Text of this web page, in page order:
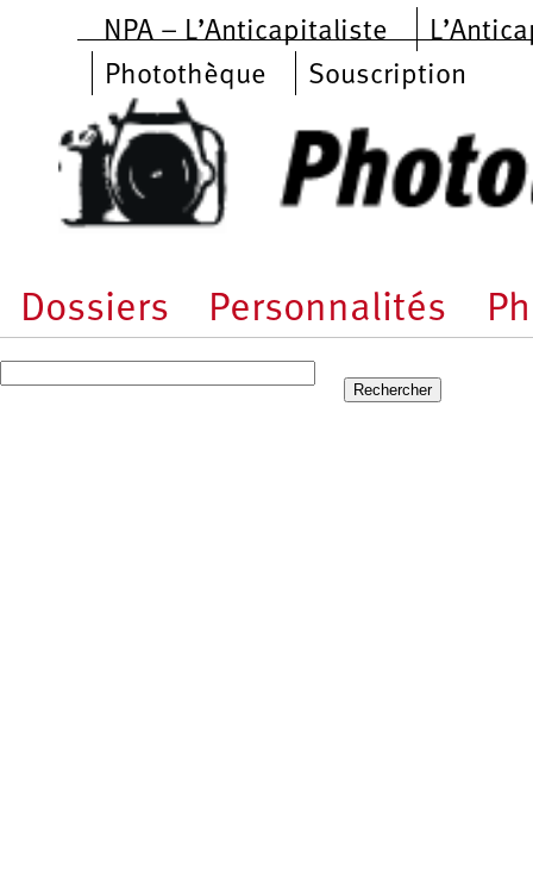
Aller au contenu principal
NPA – L’Anticapitaliste
Photothèque
Souscription
Dossiers Personnalités